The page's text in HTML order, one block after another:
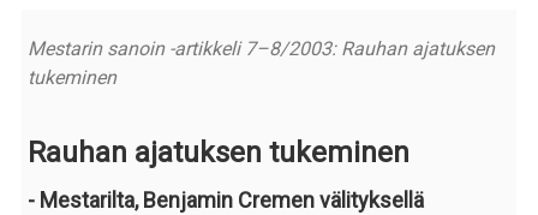
Mestarin sanoin -artikkeli 7–8/2003: Rauhan ajatuksen
tukeminen
Rauhan ajatuksen tukeminen
- Mestarilta, Benjamin Cremen välityksellä